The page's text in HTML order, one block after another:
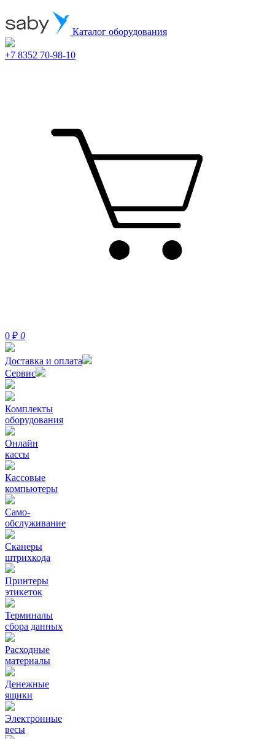
Каталог оборудования
+7 8352 70-98-10
0 ₽ 0
Доставка и оплата
Сервис
Комплекты
оборудования
Онлайн
кассы
Кассовые
компьютеры
Само-
обслуживание
Сканеры
штрихкода
Принтеры
этикеток
Терминалы
сбора данных
Расходные
материалы
Денежные
ящики
Электронные
весы